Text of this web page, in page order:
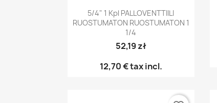
Pikakatselu
5/4" 1 Kpl PALLOVENTTIILI
RUOSTUMATON RUOSTUMATON 1
1/4
52,19 zł
12,70 €tax incl.